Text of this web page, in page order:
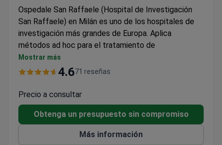
Ospedale San Raffaele (Hospital de Investigación
San Raffaele) en Milán es uno de los hospitales de
investigación más grandes de Europa. Aplica
métodos ad hoc para el tratamiento de
enfermedades raras del sistema inmunitario y
genéticas.
del mundo para pacientes con trastorno de
inmunodeficiencia combinada grave (ADA-SCID).
Oncología, oncohematología, neurocirugía,
neurología, cirugía cardiovascular, urología y
ginecología son las especialidades más fuertes aquí.
Mostrar más
4.671 reseñas
Precio a consultar
Obtenga un presupuesto sin compromiso
Más información